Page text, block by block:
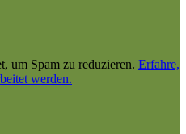
um Spam zu reduzieren. Erfahre,
werden.